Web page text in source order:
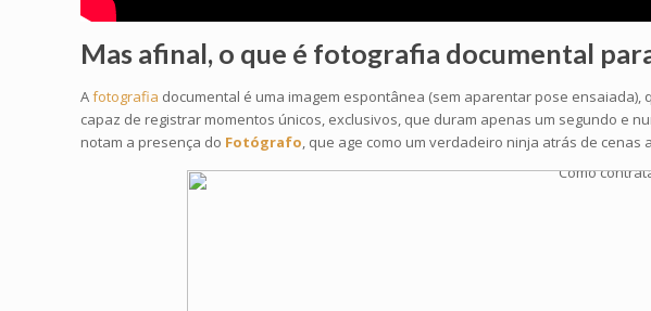
Mas afinal, o que é fotografia documental
Afotografia documental é uma imagem espontânea (sem aparentar pose
capaz de registrar momentos únicos, exclusivos, que duram apenas um segundo e
notam a presença do Fotógrafo, que age como um verdadeiro ninja atrás de cenas